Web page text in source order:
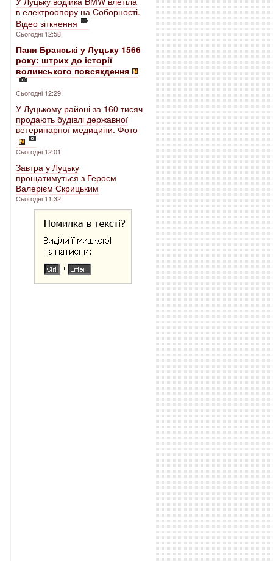
в електроопору на Соборності.
Відео зіткнення
Сьогодні 12:58
Пани Бранські у Луцьку 1566
року: штрих до історії
волинського повсякдення
Сьогодні 12:29
У Луцькому районі за 160 тисяч
продають будівлі державної
ветеринарної медицини. Фото
Сьогодні 12:01
Завтра у Луцьку
прощатимуться з Героєм
Валерієм Скрицьким
Сьогодні 11:32